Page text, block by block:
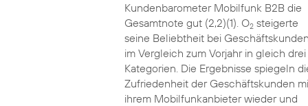
Kundenbarometer Mobilfunk B2B die
Gesamtnote gut (2,2)(1). O2steigerte
seine Beliebtheit bei
im Vergleich zum Vorjahr in gleich drei
Kategorien. Die Ergebnisse spiegeln
Zufriedenheit der Geschäftskunden
ihrem Mobilfunkanbieter wieder und